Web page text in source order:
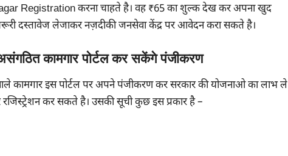
Registration करना चाहते है। वह ₹65 का शुल्क देख कर अपना खुद
दस्तावेज लेजाकर नज़दीकी जनसेवा केंद्र पर आवेदन करा सकते है।
कामगार पोर्टल कर सकेंगे पंजीकरण
कामगार इस पोर्टल पर अपने पंजीकरण कर सरकार की योजनाओ का लाभ ले
रजिस्ट्रेशन कर सकते है। उसकी सूची कुछ इस प्रकार है –